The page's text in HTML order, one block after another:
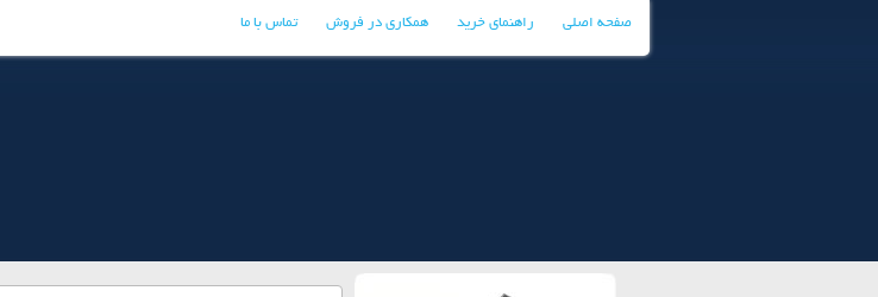
صفحه اصلی راهنمای خرید همکاری در فروش تماس با ما